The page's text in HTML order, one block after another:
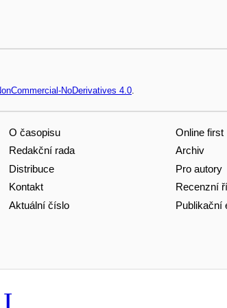
NoDerivatives 4.0
O časopisu
Redakční rada
Distribuce
Kontakt
Aktuální číslo
Online first
Archiv
Pro autory
Recenzní
Publikační